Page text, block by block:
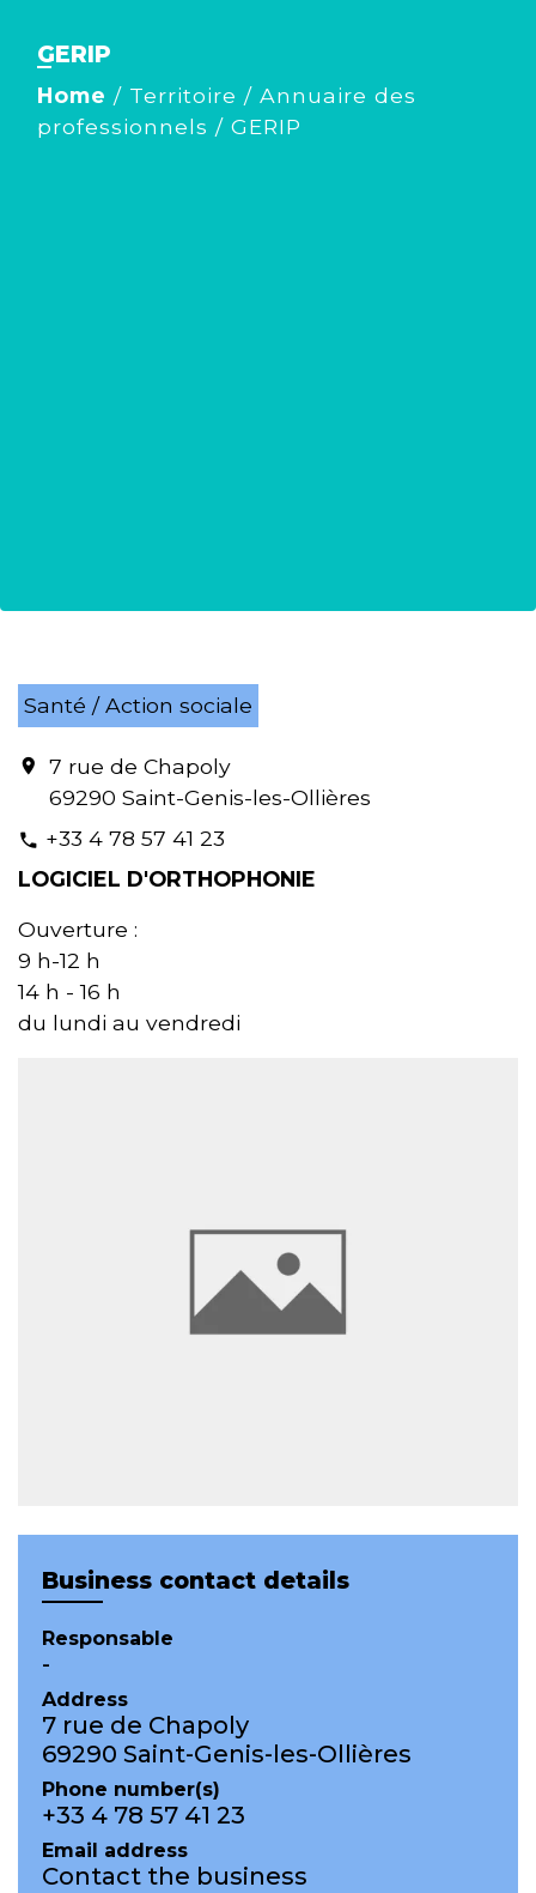
GERIP
Home / Territoire / Annuaire des
professionnels / GERIP
Santé / Action sociale
location_on
7 rue de Chapoly
69290 Saint-Genis-les-Ollières
phone +33 4 78 57 41 23
LOGICIEL D'ORTHOPHONIE
Ouverture :
9 h-12 h
14 h - 16 h
du lundi au vendredi
Business contact details
Responsable
-
Address
7 rue de Chapoly
69290 Saint-Genis-les-Ollières
Phone number(s)
+33 4 78 57 41 23
Email address
Contact the business